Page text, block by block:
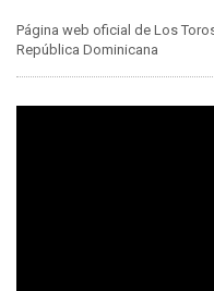
Página web oficial de Los
República Dominicana